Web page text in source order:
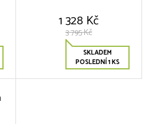
1 328 Kč
3 795 Kč
SKLADEM
POSLEDNÍ 1 KS